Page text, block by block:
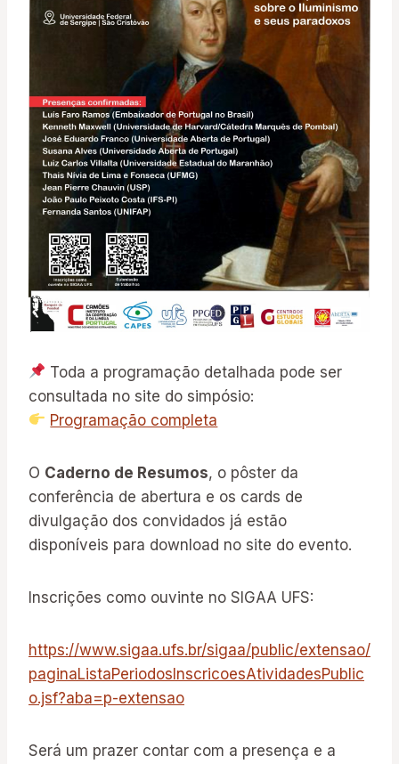
Toda a programação detalhada pode ser
consultada no site do simpósio:
Programação completa
O Caderno de Resumos, o pôster da
conferência de abertura e os cards de
divulgação dos convidados já estão
disponíveis para download no site do evento.
Inscrições como ouvinte no SIGAA UFS:
https://www.sigaa.ufs.br/sigaa/public/extensao/
paginaListaPeriodosInscricoesAtividadesPublic
o.jsf?aba=p-extensao
Será um prazer contar com a presença e a